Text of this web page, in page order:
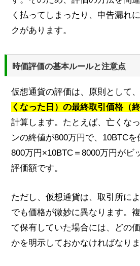
く払ってしまったり、申告漏れ
クがあります。
時価評価の基本ルールと注意点
仮想通貨の評価は、原則として、
くなった日）の最終取引価格（
計算します。たとえば、亡くな
ンの終値が800万円で、10BTCを
800万円×10BTC＝8000万円がビ
評価額です。
ただし、仮想通貨は、取引所に
でも価格が微妙に異なります。
て保有していた場合には、どの
かを明示しておかなければなりま